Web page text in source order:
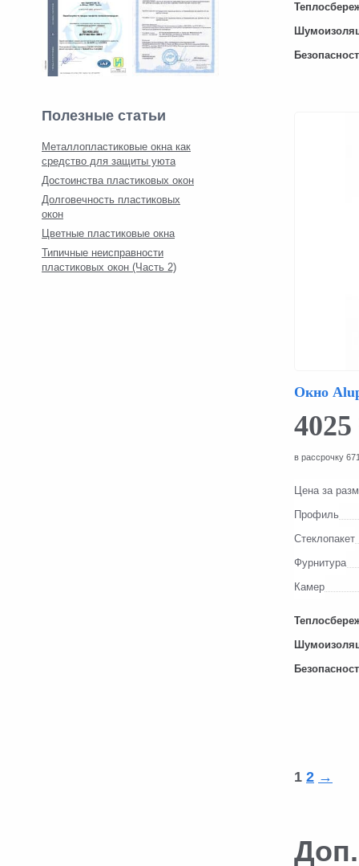
Полезные статьи
Металлопластиковые окна как
средство для защиты уюта
Достоинства пластиковых окон
Долговечность пластиковых
окон
Цветные пластиковые окна
Типичные неисправности
пластиковых окон (Часть 2)
Окно
4025
в рассрочку
Цена за
Профиль
Стеклопакет
Фурнитура
Камер
1 2 →